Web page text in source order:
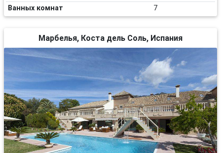
Ванных комнат
7
Марбелья, Коста дель Соль, Испания